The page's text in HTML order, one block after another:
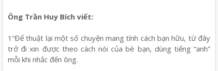
Ông Trần Huy Bích viết:
1“Để thuật lại một số chuyện mang tính cách bạn hữu, từ đây
trở đi xin được theo cách nói của bè bạn, dùng tiếng “anh”
mỗi khi nhắc đến ông.